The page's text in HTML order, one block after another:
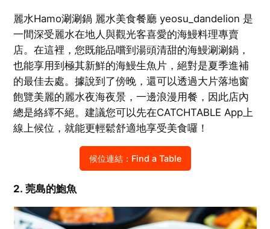
麗水Hamo涮涮鍋 麗水美食餐廳 yeosu_dandelion 是
一間深受麗水在地人與觀光客喜愛的海鰻料理專賣
店。在這裡，您既能品嚐到湯頭清甜的海鰻涮涮鍋，
也能享用到極其新鮮的海鰻生魚片，絕對是夏季進補
的最佳去處。據說到了傍晚，還可以透過大片落地窗
飽覽美麗的麗水夜海夜景，一邊浪漫用餐，因此店內
總是絡繹不絕。建議您可以先在CATCHTABLE App上
線上候位，就能更輕鬆舒適地享受美食囉！
候位連結：Find a Table
2. 莞島的鮑魚